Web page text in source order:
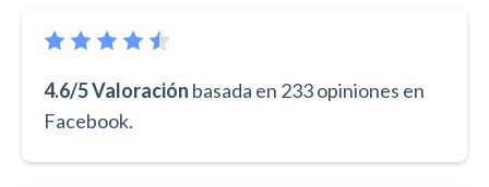
4.6/5 Valoración basada en 233 opiniones en
Facebook.